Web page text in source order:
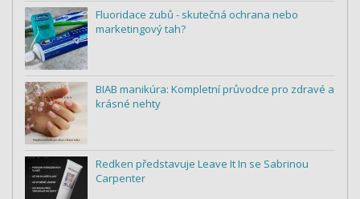
Fluoridace zubů - skutečná ochrana nebo
marketingový tah?
BIAB manikúra: Kompletní průvodce pro zdravé a
krásné nehty
Redken představuje Leave It In se Sabrinou
Carpenter